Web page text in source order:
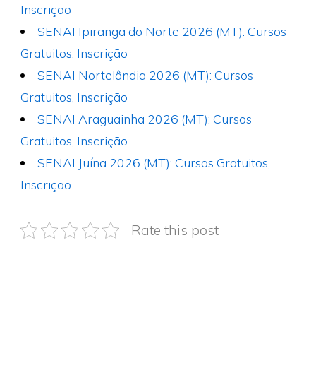
Inscrição
SENAI Ipiranga do Norte 2026 (MT): Cursos
Gratuitos, Inscrição
SENAI Nortelândia 2026 (MT): Cursos
Gratuitos, Inscrição
SENAI Araguainha 2026 (MT): Cursos
Gratuitos, Inscrição
SENAI Juína 2026 (MT): Cursos Gratuitos,
Inscrição
Rate this post